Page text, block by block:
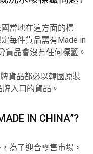
當地在這方面的標
每件貨品需有Made in
貨品會沒有任何標籤。
貨品都必以韓國原裝
入口的貨品。
IN CHINA”?
為了迎合零售市場，